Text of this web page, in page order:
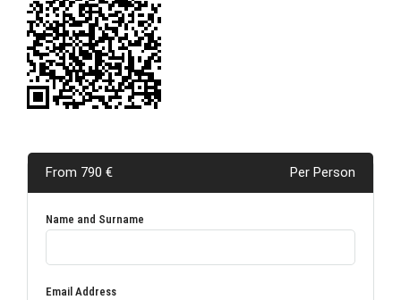
From 790 € Per Person
Name and Surname
Email Address